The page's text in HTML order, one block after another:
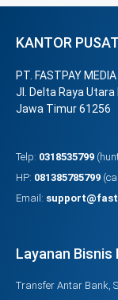
KANTOR PUSAT
PT. FASTPAY
Jl. Delta Raya Utara
Jawa Timur 61256
Telp: 0318535799
HP: 081385785799
Email:
Layanan Bisnis
Transfer Antar Bank,